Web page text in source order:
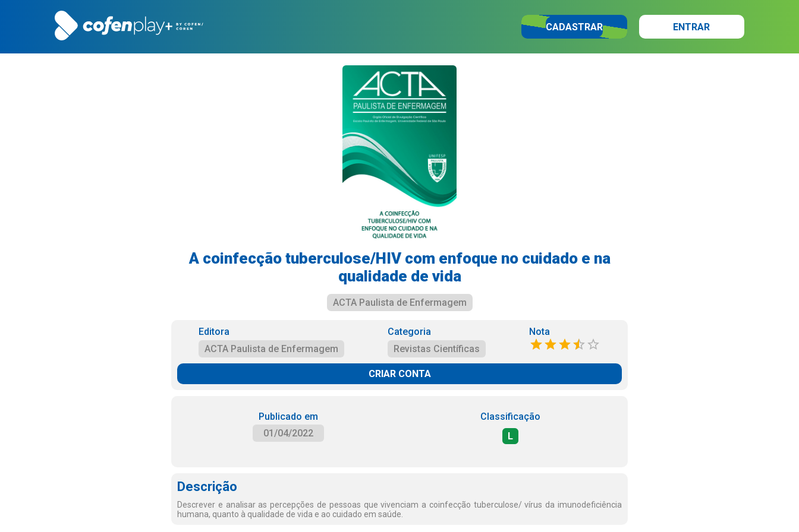
CADASTRAR ENTRAR
A coinfecção tuberculose/HIV com enfoque no cuidado e na
qualidade de vida
ACTA Paulista de Enfermagem
Editora
ACTA Paulista de Enfermagem
Categoria
Revistas Científicas
Nota
CRIAR CONTA
Publicado em
01/04/2022
Classificação
L
Descrição
Descrever e analisar as percepções de pessoas que vivenciam a coinfecção tuberculose/ vírus da imunodeficiência
humana, quanto à qualidade de vida e ao cuidado em saúde.